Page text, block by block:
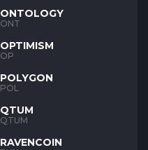
ONTOLOGY
ONT
OPTIMISM
OP
POLYGON
POL
QTUM
QTUM
RAVENCOIN